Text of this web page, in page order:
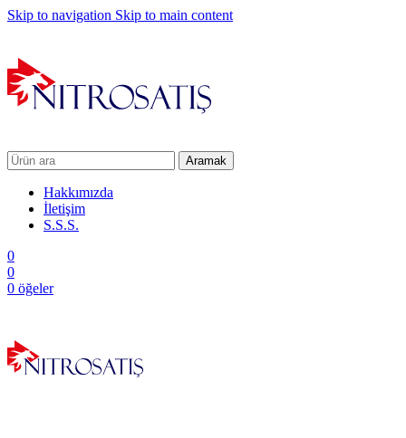
Skip to navigation Skip to main content
Aramak
Hakkımızda
İletişim
S.S.S.
0
0
0 öğeler